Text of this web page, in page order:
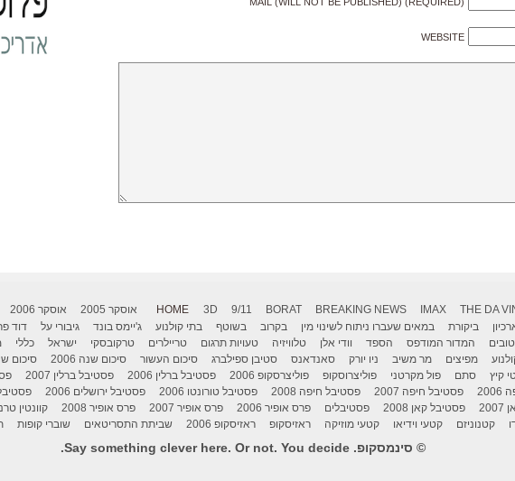
WEBSITE
HOME 3D 9/11 BORAT BREAKING NEWS IMAX THE DA אוסקר 2005 אוסקר 2006
ביקורת במאים שעברו ניתוח לשינוי מין בקרוב בשוטף בתי קולנוע ג'יימס בונד גיבורי על דוד
המדור המודפס הספד וודי אלן טלוויזיה טעויות תרגום טריילרים טרקובסקי ישראל כללי
מפיצים מר משיב ניו יורק סאנדאנס סטיבן ספילברג סיכום העשור סיכום שנה 2006 סיכום שנה
קיץ סתם פול מקרטני פוליצרוסקופ פוליצרסקופ 2006 פסטיבל ברלין 2006 פסטיבל ברלין 2007
פסטיבל חיפה 2007 פסטיבל חיפה 2008 פסטיבל טורונטו 2006 פסטיבל ירושלים 2006 פסטיבל
פסטיבל קאן 2008 פסטיבלים פרס אופיר 2006 פרס אופיר 2007 פרס אופיר 2008 קוונטין
קטנוניזם קטעי וידיאו קטעי מוזיקה ראזיסקופ ראזיסקופ 2006 שביתת התסריטאים שוברי קופות
© סינמסקופ. Say something clever here. Or not. You decide.